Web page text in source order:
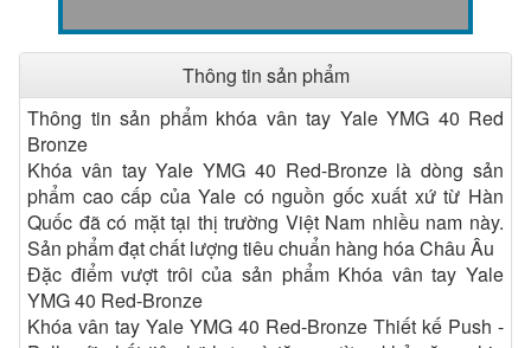
Thông tin sản phẩm
Thông tin sản phẩm khóa vân tay Yale YMG 40 Red
Bronze
Khóa vân tay Yale YMG 40 Red-Bronze là dòng sản
phẩm cao cấp của Yale có nguồn gốc xuất xứ từ Hàn
Quốc đã có mặt tại thị trường Việt Nam nhiều nam này.
Sản phẩm đạt chất lượng tiêu chuẩn hàng hóa Châu Âu
Đặc điểm vượt trôi của sản phẩm Khóa vân tay Yale
YMG 40 Red-Bronze
Khóa vân tay Yale YMG 40 Red-Bronze Thiết kế Push -